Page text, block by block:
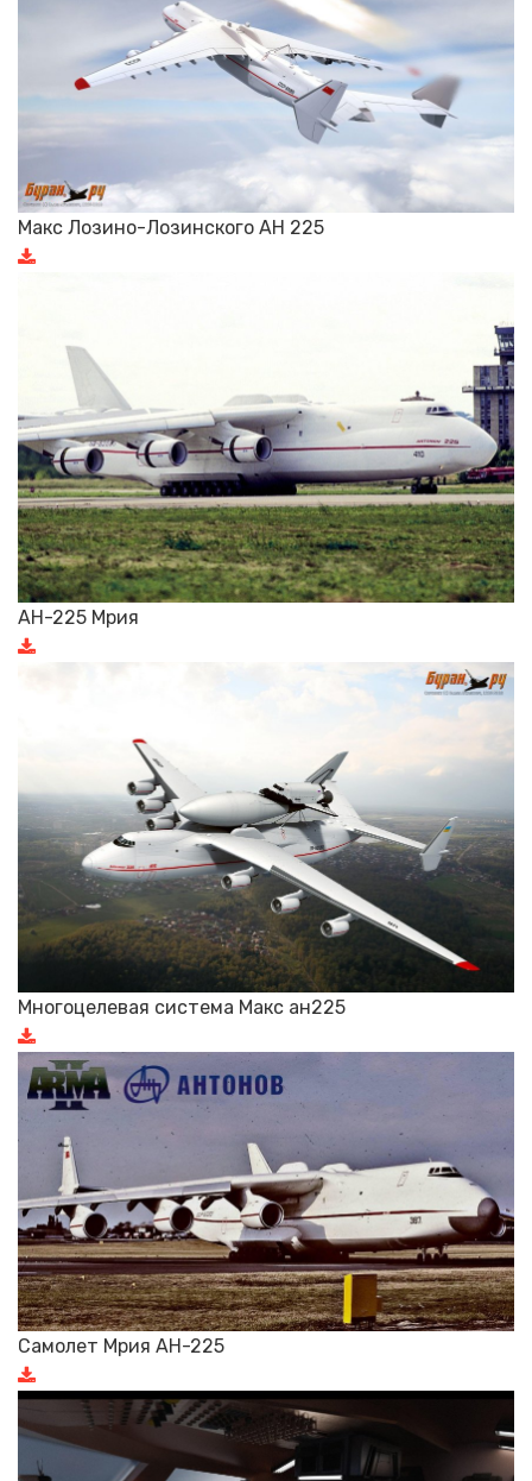
Макс Лозино-Лозинского АН 225
АН-225 Мрия
Многоцелевая система Макс ан225
Самолет Мрия АН-225